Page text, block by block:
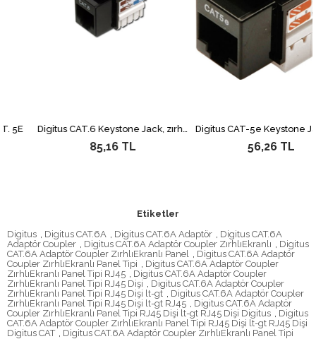
Digitus CAT.6 Keystone Jack, zırhsız, RJ45, siyah Renk, LSA&lt;br&gt; Digitus CAT 6 Keystone Jack, unshielded RJ45 to LSA, color black
85,16 TL 56,26 TL
Etiketler
Digitus
Digitus CAT.6A Digitus CAT.6A Adaptör
Digitus CAT.6A
Adaptör Coupler
Digitus CAT.6A Adaptör Coupler ZırhlıEkranlı
Digitus
CAT.6A Adaptör Coupler ZırhlıEkranlı Panel
Digitus CAT.6A Adaptör
Coupler ZırhlıEkranlı Panel Tipi
Digitus CAT.6A Adaptör Coupler
ZırhlıEkranlı Panel Tipi RJ45
Digitus CAT.6A Adaptör Coupler
ZırhlıEkranlı Panel Tipi RJ45 Dişi
Digitus CAT.6A Adaptör Coupler
ZırhlıEkranlı Panel Tipi RJ45 Dişi lt-gt
Digitus CAT.6A Adaptör Coupler
ZırhlıEkranlı Panel Tipi RJ45 Dişi lt-gt RJ45
Digitus CAT.6A Adaptör
Coupler ZırhlıEkranlı Panel Tipi RJ45 Dişi lt-gt RJ45 Dişi Digitus
Digitus
CAT.6A Adaptör Coupler ZırhlıEkranlı Panel Tipi RJ45 Dişi lt-gt RJ45 Dişi
Digitus CAT
Digitus CAT.6A Adaptör Coupler ZırhlıEkranlı Panel Tipi